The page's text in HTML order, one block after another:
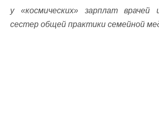
у «космических» зарплат врачей
сестер общей практики семейной